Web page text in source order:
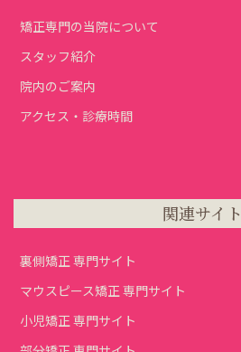
矯正専門の当院について
スタッフ紹介
院内のご案内
アクセス・診療時間
関連サイト
裏側矯正 専門サイト
マウスピース矯正 専門サイト
小児矯正 専門サイト